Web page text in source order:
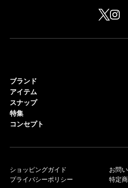
ブランド
アイテム
スナップ
特集
コンセプト
ショッピングガイド
プライバシーポリシー
お問
特定